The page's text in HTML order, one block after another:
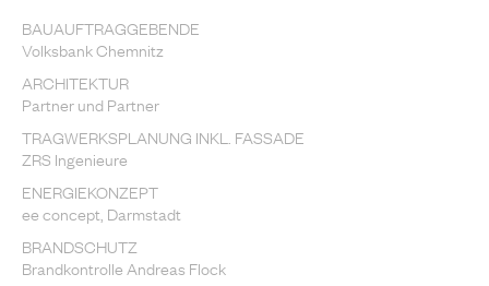
BAUAUFTRAGGEBENDE
Volksbank Chemnitz
ARCHITEKTUR
Partner und Partner
TRAGWERKSPLANUNG INKL. FASSADE
ZRS Ingenieure
ENERGIEKONZEPT
ee concept, Darmstadt
BRANDSCHUTZ
Brandkontrolle Andreas Flock